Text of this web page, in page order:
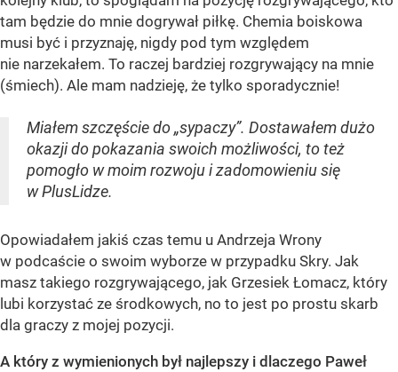
tam będzie do mnie dogrywał piłkę. Chemia boiskowa
musi być i przyznaję, nigdy pod tym względem
nie narzekałem. To raczej bardziej rozgrywający na mnie
(śmiech). Ale mam nadzieję, że tylko sporadycznie!
Miałem szczęście do „sypaczy”. Dostawałem dużo
okazji do pokazania swoich możliwości, to też
pomogło w moim rozwoju i zadomowieniu się
w PlusLidze.
Opowiadałem jakiś czas temu u Andrzeja Wrony
w podcaście o swoim wyborze w przypadku Skry. Jak
masz takiego rozgrywającego, jak Grzesiek Łomacz, który
lubi korzystać ze środkowych, no to jest po prostu skarb
dla graczy z mojej pozycji.
A który z wymienionych był najlepszy i dlaczego Paweł